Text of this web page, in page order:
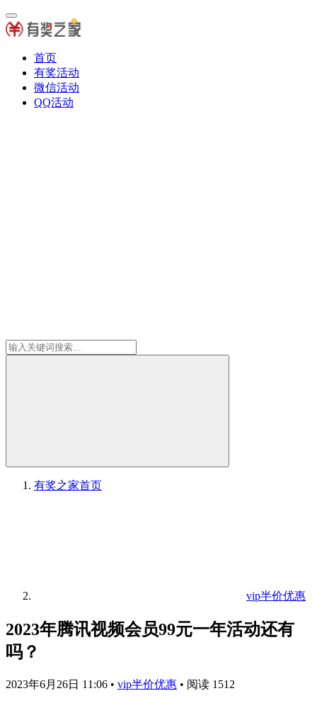
首页
有奖活动
微信活动
QQ活动
有奖之家首页
vip半价优惠
2023年腾讯视频会员99元一年活动还有
吗？
2023年6月26日 11:06 • vip半价优惠 • 阅读 1512